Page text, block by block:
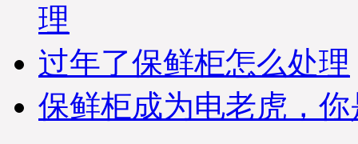
理
过年了保鲜柜怎么处理
保鲜柜成为电老虎，